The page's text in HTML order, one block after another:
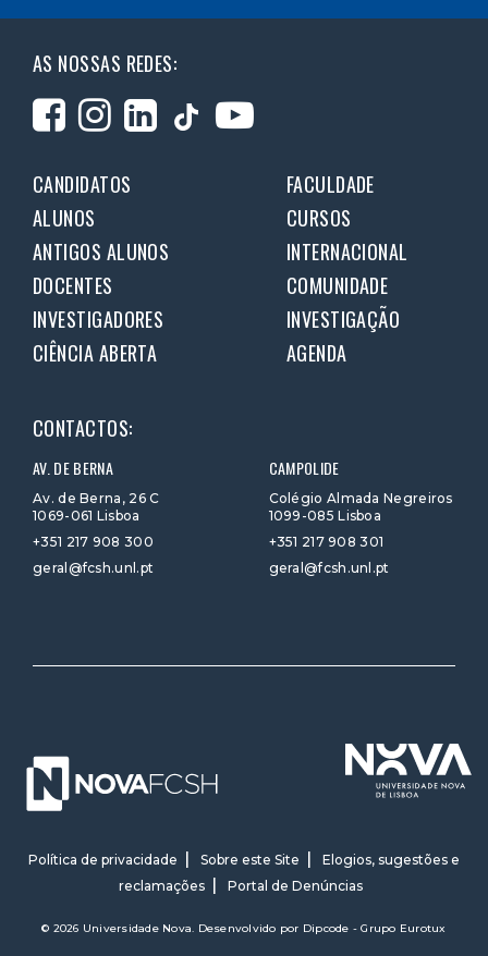
AS NOSSAS REDES:
CANDIDATOS
FACULDADE
ALUNOS
CURSOS
ANTIGOS ALUNOS
INTERNACIONAL
DOCENTES
COMUNIDADE
INVESTIGADORES
INVESTIGAÇÃO
CIÊNCIA ABERTA
AGENDA
CONTACTOS:
AV. DE BERNA
Av. de Berna, 26 C
1069-061 Lisboa
+351 217 908 300
geral@fcsh.unl.pt
CAMPOLIDE
Colégio Almada Negreiros
1099-085 Lisboa
+351 217 908 301
geral@fcsh.unl.pt
Política de privacidade Sobre este Site
Elogios, sugestões e
reclamações
Portal de Denúncias
© 2026 Universidade Nova. Desenvolvido por Dipcode - Grupo Eurotux